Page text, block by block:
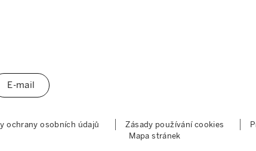
E-mail
ochrany osobních údajů Zásady používání cookies
Mapa stránek